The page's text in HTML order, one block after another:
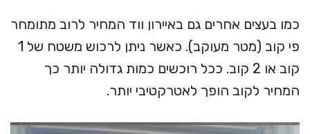
כמו בעצים אחרים גם באיירון ווד המחיר לרוב מתומחר
פי קוב (מטר מעוקב). כאשר ניתן לרכוש משטח של 1
קוב או 2 קוב. ככל רוכשים כמות גדולה יותר כך
המחיר לקוב הופך לאטרקטיבי יותר.